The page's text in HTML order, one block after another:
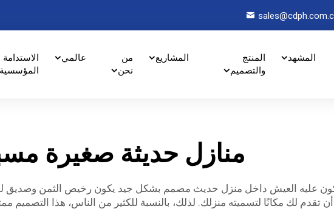
المشهد
المنتج
والتصميم
المشاريع
من
نحن
عالمي
المؤسسية
منازل حديثة صغيرة
عليه العيش داخل منزل حديث مصمم بشكل جيد يكون رخيص الثمن وصديق
تقدم لك مكانًا لتسميته منزلك. لذلك، بالنسبة للكثير من الناس، هذا